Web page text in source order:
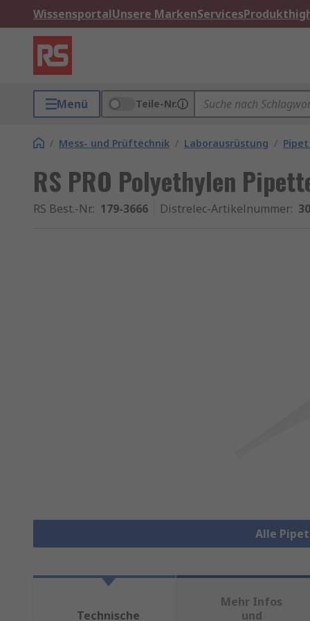
WissensportalUnsere MarkenServices
Menü Teile-Nr.
/ Mess- und Prüftechnik / Laborausrüstung /
RS PRO Polyethylen
RS Best.-Nr.: 179-3666 Distrelec-Artikelnummer:
Alle
Technische
Mehr Infos
und